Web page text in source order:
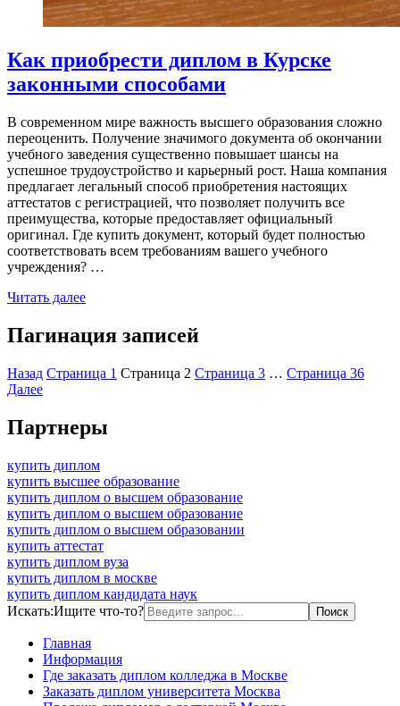
Как приобрести диплом в Курске
законными способами
В современном мире важность высшего образования сложно
переоценить. Получение значимого документа об окончании
учебного заведения существенно повышает шансы на
успешное трудоустройство и карьерный рост. Наша компания
предлагает легальный способ приобретения настоящих
аттестатов с регистрацией, что позволяет получить все
преимущества, которые предоставляет официальный
оригинал. Где купить документ, который будет полностью
соответствовать всем требованиям вашего учебного
учреждения? …
Читать далее
Пагинация записей
Назад Страница 1 Страница 2 Страница 3 … Страница 36
Далее
Партнеры
купить диплом
купить высшее образование
купить диплом о высшем образование
купить диплом о высшем образование
купить диплом о высшем образовании
купить аттестат
купить диплом вуза
купить диплом в москве
купить диплом кандидата наук
Искать:Ищите что-то?
Главная
Информация
Где заказать диплом колледжа в Москве
Заказать диплом университета Москва